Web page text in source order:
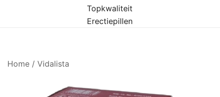
Topkwaliteit
Erectiepillen
Home / Vidalista